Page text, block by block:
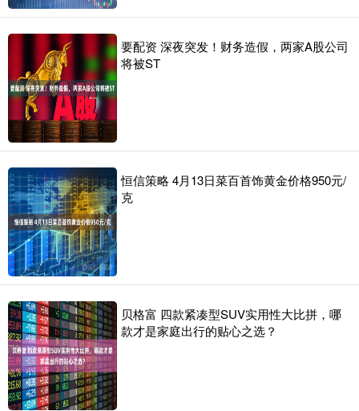
要配资 深夜突发！财务造假，两家A股公司
将被ST
恒信策略 4月13日菜百首饰黄金价格950元/
克
贝格富 四款紧凑型SUV实用性大比拼，哪
款才是家庭出行的贴心之选？